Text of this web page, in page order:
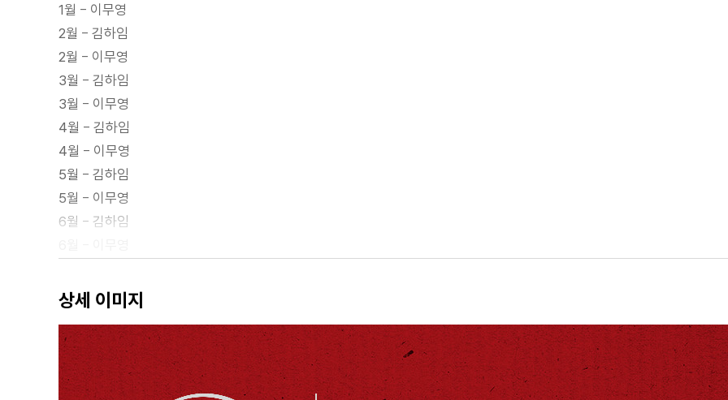
1월 - 이무영
2월 - 김하임
2월 - 이무영
3월 - 김하임
3월 - 이무영
4월 - 김하임
4월 - 이무영
5월 - 김하임
5월 - 이무영
6월 - 김하임
7월 - 이무영
8월 - 이무영
9월 - 김하임
9월 - 이무영
상세 이미지